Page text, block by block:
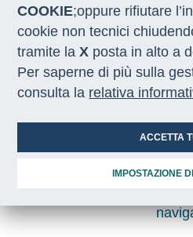
Data
11 febbraio 2025
Messina Agrigento
La
COOKIE;oppure rifiutare
cookie non tecnici
tramite laX posta in alto a
Per saperne di più sulla
consulta la relativa
ACCETTA
IMPOSTAZIONE